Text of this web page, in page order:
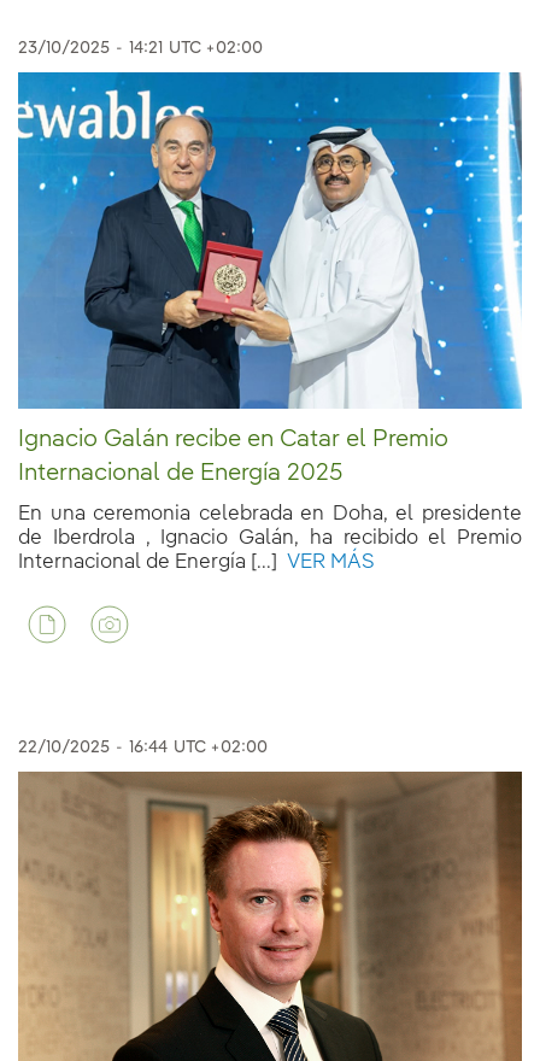
23/10/2025 - 14:21 UTC +02:00
Ignacio Galán recibe en Catar el Premio
Internacional de Energía 2025
En una ceremonia celebrada en Doha, el presidente
de Iberdrola , Ignacio Galán, ha recibido el Premio
Internacional de Energía [...]
VER MÁS
22/10/2025 - 16:44 UTC +02:00